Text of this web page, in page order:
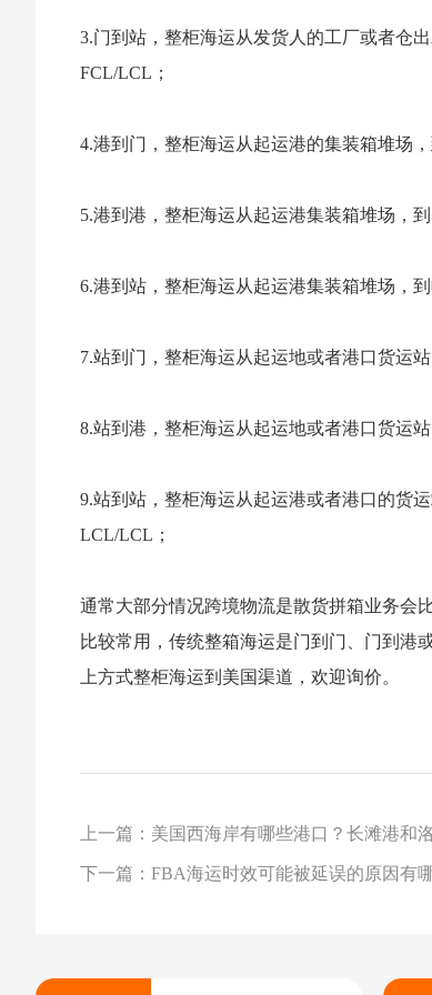
3.门到站，整柜海运从发货人的工厂或者仓
FCL/LCL；
4.港到门，整柜海运从起运港的集装箱堆场
5.港到港，整柜海运从起运港集装箱堆场，
6.港到站，整柜海运从起运港集装箱堆场，
7.站到门，整柜海运从起运地或者港口货运
8.站到港，整柜海运从起运地或者港口货运
9.站到站，整柜海运从起运港或者港口的货
LCL/LCL；
通常大部分情况跨境物流是散货拼箱业务会
比较常用，传统整箱海运是门到门、门到港
上方式整柜海运到美国渠道，欢迎询价。
上一篇：美国西海岸有哪些港口？长滩港和
下一篇：FBA海运时效可能被延误的原因有